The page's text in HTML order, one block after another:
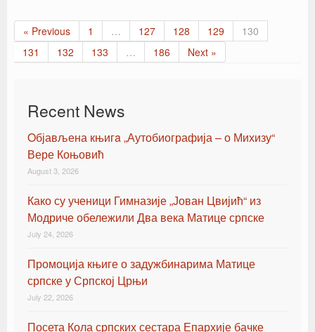
« Previous 1 … 127 128 129
130
131
132 133 … 186 Next »
Recent News
Oбјављена књигa „Аутобиографија – о Михизу“
Вере Коњовић
August 3, 2026
Како су ученици Гимназије „Јован Цвијић“ из
Модриче обележили Два века Матице српске
July 24, 2026
Промоција књиге о задужбинарима Матице
српске у Српској Црњи
July 22, 2026
Посета Кола српских сестара Епархије бачке